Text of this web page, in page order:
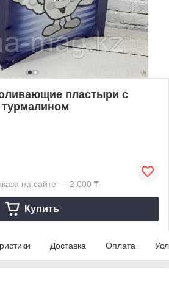
пластыри с
на сайте — 2 000 ₸
Купить
Доставка Оплата